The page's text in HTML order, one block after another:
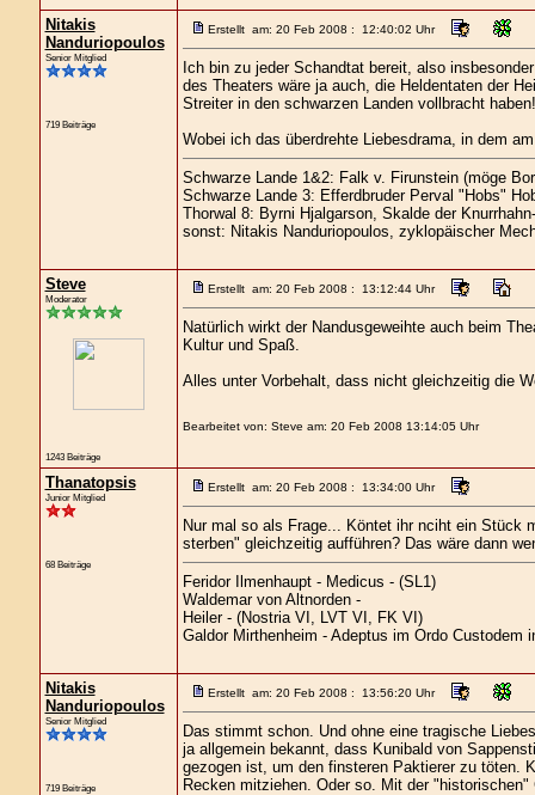
Nitakis
Nanduriopoulos
Senior Mitglied
719 Beiträge
Erstellt am: 20 Feb 2008 : 12:40:02 Uhr
Ich bin zu jeder Schandtat bereit, also
des Theaters wäre ja auch, die Heldentaten der
Streiter in den schwarzen Landen vollbracht
Wobei ich das überdrehte Liebesdrama, in dem
Schwarze Lande 1&2: Falk v. Firunstein (möge
Schwarze Lande 3: Efferdbruder Perval "Hobs"
Thorwal 8: Byrni Hjalgarson, Skalde der
sonst: Nitakis Nanduriopoulos, zyklopäischer
Steve
Moderator
1243 Beiträge
Erstellt am: 20 Feb 2008 : 13:12:44 Uhr
Natürlich wirkt der Nandusgeweihte auch beim
Kultur und Spaß.
Alles unter Vorbehalt, dass nicht gleichzeitig die
Bearbeitet von: Steve am: 20 Feb 2008 13:14:05 Uhr
Thanatopsis
Junior Mitglied
68 Beiträge
Erstellt am: 20 Feb 2008 : 13:34:00 Uhr
Nur mal so als Frage... Köntet ihr nciht ein Stück
sterben" gleichzeitig aufführen? Das wäre dann
Feridor Ilmenhaupt - Medicus - (SL1)
Waldemar von Altnorden -
Heiler - (Nostria VI, LVT VI, FK VI)
Galdor Mirthenheim - Adeptus im Ordo Custodem
Nitakis
Nanduriopoulos
Senior Mitglied
719 Beiträge
Erstellt am: 20 Feb 2008 : 13:56:20 Uhr
Das stimmt schon. Und ohne eine tragische
ja allgemein bekannt, dass Kunibald von
gezogen ist, um den finsteren Paktierer zu töten.
Recken mitziehen. Oder so. Mit der